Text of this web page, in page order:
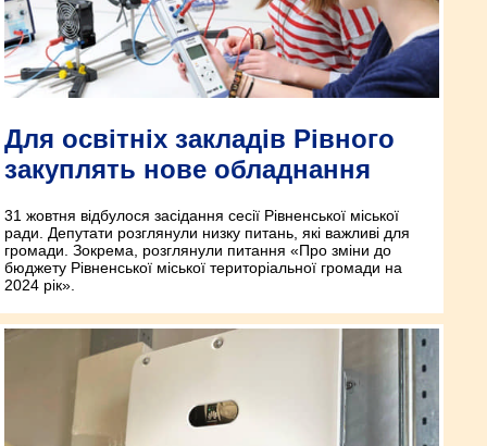
Для освітніх закладів Рівного
закуплять нове обладнання
31 жовтня відбулося засідання сесії Рівненської міської
ради. Депутати розглянули низку питань, які важливі для
громади. Зокрема, розглянули питання «Про зміни до
бюджету Рівненської міської територіальної громади на
2024 рік».